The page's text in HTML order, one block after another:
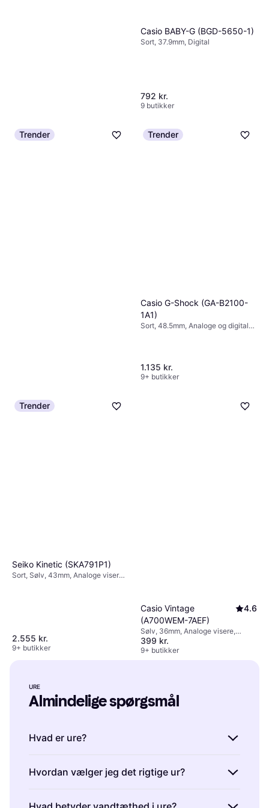
Hvid, Analoge visere, Kvarts
526 kr.
Casio BABY-G (BGD-5650-1)
Sort, 37.9mm, Digital
792 kr.
9 butikker
Trender Trender
Casio G-Shock (GA-B2100-
1A1)
Sort, 48.5mm, Analoge og digitale
1.135 kr.
9+ butikker
Trender
Seiko Kinetic (SKA791P1)
Sort, Sølv, 43mm, Analoge visere,
2.555 kr.
9+ butikker
Casio Vintage
(A700WEM-7AEF)
4.6
Sølv, 36mm, Analoge visere,
Kvarts
399 kr.
9+ butikker
URE
Almindelige spørgsmål
Hvad er ure?
håndleddet. De hjælper dig med at holde styr
på tiden og kan også fungere som
Hvordan vælger jeg det rigtige ur?